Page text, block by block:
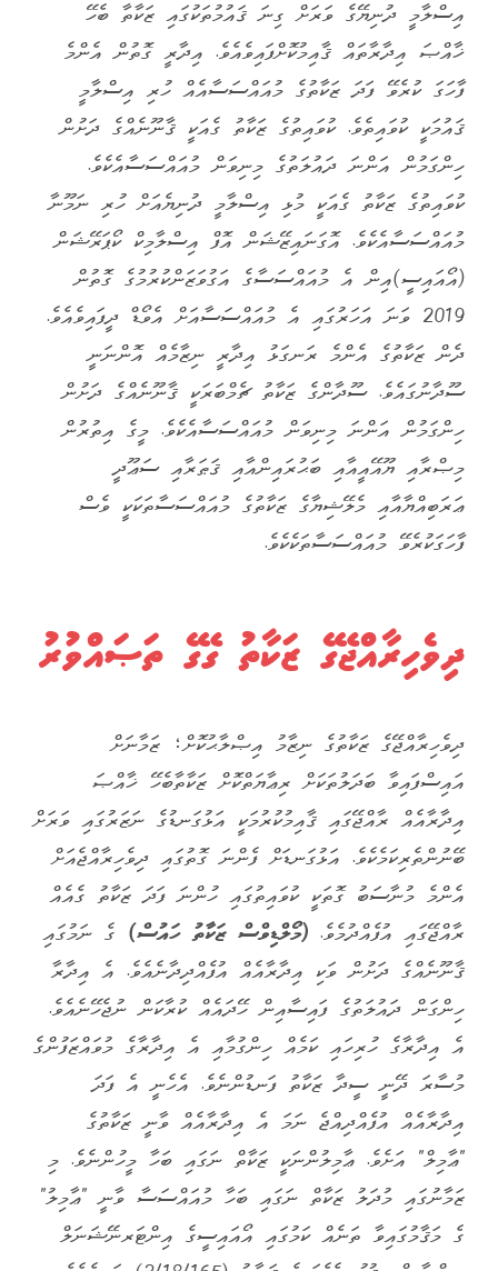
އިސްލާމީ ދުނިޔޭގެ ވަރަށް ގިނަ ޤައުމުތަކުގައި ޒަކާތާ ބެހޭ
ޚާއްޞަ އިދާރާތައް ޤާއިމުކޮށްފައިވެއެވެ. އިދާރީ ގޮތުން އެންމެ
ފާހަގަ ކުރެވޭ ފަދަ ޒަކާތުގެ މުއައްސަސާއެއް ހުރި އިސްލާމީ
ޤައުމަކީ ކުވައިތެވެ. ކުވައިތުގެ ޒަކާތު ގެއަކީ ޤާނޫނެއްގެ ދަށުން
ހިންގަމުން އަންނަ ދައުލަތުގެ މިނިވަން މުއައްސަސާއެކެވެ.
ކުވައިތުގެ ޒަކާތު ގެއަކީ މުޅި އިސްލާމީ ދުނިޔެއަށް ހުރި ނަމޫނާ
މުއައްސަސާއެކެވެ. އޮގަނައިޒޭޝަން އޮފް އިސްލާމިކް ކޯޕަރޭޝަން
(އޯއައިސީ)އިން އެ މުއައްސަސާގެ އަގުވަޒަންކުރުމުގެ ގޮތުން
2019 ވަނަ އަހަރުގައި އެ މުއައްސަސާއަށް އެވޯޑް ދީފައިވެއެވެ.
ދެން ޒަކާތުގެ އެންމެ ރަނގަޅު އިދާރީ ނިޒާމެއް އޮންނަނީ
ސޫދާނުގައެވެ. ސޫދާންގެ ޒަކާތު ޗެމްބަރަކީ ޤާނޫނެއްގެ ދަށުން
ހިންގަމުން އަންނަ މިނިވަން މުއައްސަސާއެކެވެ. މީގެ އިތުރުން
މިޞްރާއި ޔޫއޭއީއާއި ބަޙުރައިންއާއި ޤަޠަރާއި ސަޢޫދީ
ޢަރަބިއްޔާއާއި މެލޭޝިޔާގެ ޒަކާތުގެ މުއައްސަސާތަކަކީ ވެސް
ފާހަގަކުރެވޭ މުއައްސަސާތަކެކެވެ.
ދިވެހިރާއްޖޭގެ ޒަކާތު ގޭގެ ތަޞައްވުރު
ދިވެހިރާއްޖޭގެ ޒަކާތުގެ ނިޒާމު އިޞްލާޙުކޮށް؛ ޒަމާނަށް
އައިސްފައިވާ ބަދަލުތަކަށް ރިޢާޔަތްކޮށް ޒަކާތާބެހޭ ޚާއްޞަ
އިދާރާއެއް ރާއްޖޭގައި ޤާއިމުކުރުމަކީ އަޅުގަނޑުގެ ނަޒަރުގައި ވަރަށް
ބޭނުންތެރިކަމެކެވެ. އަޅުގަނޑަށް ފެންނަ ގޮތުގައި ދިވެހިރާއްޖެއަށް
އެންމެ މުނާސަބު ގޮތަކީ ކުވައިތުގައި ހުންނަ ފަދަ ޒަކާތު ގެއެއް
ރާއްޖޭގައި އުފެއްދުމެވެ. (މޯލްޑިވްސް ޒަކާތު ހައުސް) ގެ ނަމުގައި
ޤާނޫނެއްގެ ދަށުން ވަކި އިދާރާއެއް އުފެއްދިދާނެއެވެ. އެ އިދާރާ
ހިންގަން ދައުލަތުގެ ފައިސާއިން ހޭދައެއް ކުރާކަން ނުޖެހޭނެއެވެ.
އެ އިދާރާގެ ހުރިހައި ކަމެއް ހިންގުމާއި އެ އިދާރާގެ މުވައްޒަފުންގެ
މުސާރަ ދޭނީ ސީދާ ޒަކާތު ފަނޑުންނެވެ. އެހެނީ އެ ފަދަ
އިދާރާއެއް އުފެއްދިއްޖެ ނަމަ އެ އިދާރާއެއް ވާނީ ޒަކާތުގެ
"ޢާމިލް" އަށެވެ. ޢާމިލުންނަކީ ޒަކާތް ނަގައި ބަހާ މީހުންނެވެ. މި
ޒަމާނުގައި މުދަލު ޒަކާތް ނަގައި ބަހާ މުއައްސަސާ ވާނީ "ޢާމިލު"
ގެ މަޤާމުގައިވާ ތަނެއް ކަމުގައި އޯއައިސީގެ އިންޓަރނޭޝަނަލް